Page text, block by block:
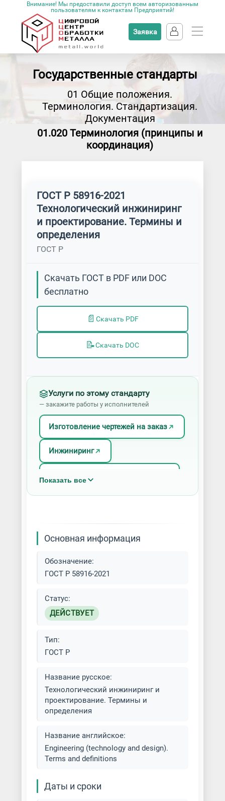
Внимание! Мы предоставили доступ всем авторизованным
пользователям к контактам Предприятий!
Заявка
Государственные стандарты
01 Общие положения.
Терминология. Стандартизация.
Документация
01.020 Терминология (принципы и
координация)
ГОСТ Р 58916-2021
Технологический инжиниринг
и проектирование. Термины и
определения
ГОСТ Р
Скачать ГОСТ в PDF или DOC
бесплатно
📄 Скачать PDF
📝Скачать DOC
Услуги по этому стандарту
— закажите работы у исполнителей
Изготовление чертежей на заказ
Инжиниринг
Реверс-инжиниринг
Показать все
Основная информация
Обозначение:
ГОСТ Р 58916-2021
Статус:
ДЕЙСТВУЕТ
Тип:
ГОСТ Р
Название русское:
Технологический инжиниринг и
проектирование. Термины и
определения
Название английское:
Engineering (technology and design).
Terms and definitions
Даты и сроки